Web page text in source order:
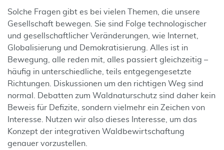
Solche Fragen gibt es bei vielen Themen, die unsere
Gesellschaft bewegen. Sie sind Folge technologischer
und gesellschaftlicher Veränderungen, wie Internet,
Globalisierung und Demokratisierung. Alles ist in
Bewegung, alle reden mit, alles passiert gleichzeitig –
häufig in unterschiedliche, teils entgegengesetzte
Richtungen. Diskussionen um den richtigen Weg sind
normal. Debatten zum Waldnaturschutz sind daher kein
Beweis für Defizite, sondern vielmehr ein Zeichen von
Interesse. Nutzen wir also dieses Interesse, um das
Konzept der integrativen Waldbewirtschaftung
genauer vorzustellen.